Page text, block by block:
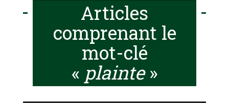
Articles
comprenant le
mot-clé
« plainte»